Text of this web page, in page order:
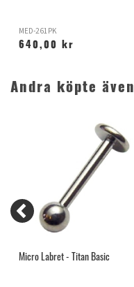
MED-261PK
640,00 kr
Andra köpte även
Micro Labret - Titan Basic